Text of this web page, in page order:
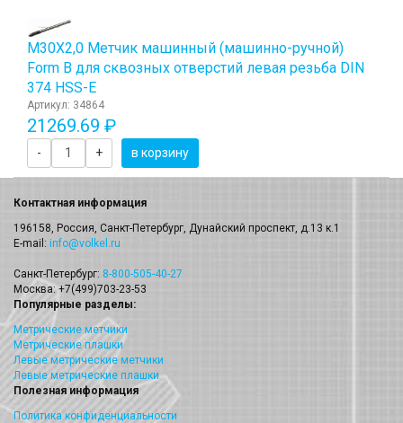
М30Х2,0 Метчик машинный (машинно-ручной)
Form B для сквозных отверстий левая резьба DIN
374 HSS-E
Артикул: 34864
21269.69 ₽
- + в корзину
Контактная информация
196158, Россия, Санкт-Петербург, Дунайский проспект, д.13 к.1
E-mail: info@volkel.ru
Санкт-Петербург: 8-800-505-40-27
Москва: +7(499)703-23-53
Популярные разделы:
Метрические метчики
Метрические плашки
Левые метрические метчики
Левые метрические плашки
Полезная информация
Политика конфиденциальности